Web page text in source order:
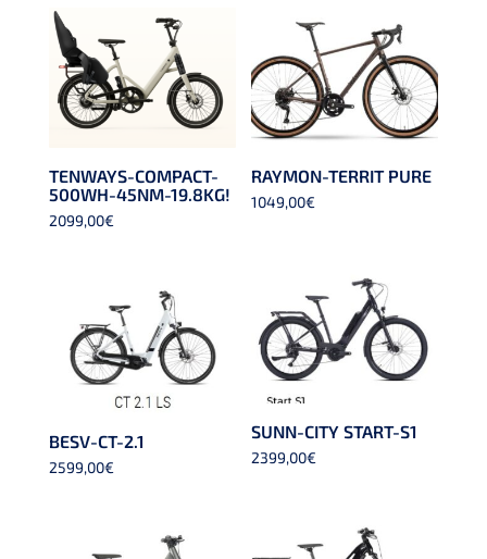
TENWAYS-COMPACT-
500WH-45NM-19.8KG!
2099,00€
RAYMON-TERRIT PURE
1049,00€
BESV-CT-2.1
2599,00€
SUNN-CITY START-S1
2399,00€